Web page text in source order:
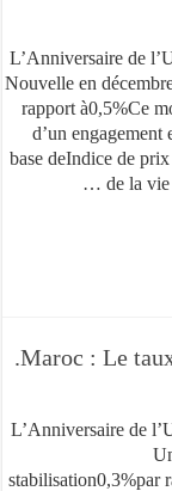
Nouvelle en
rapport
d’un
base deIndice
Maroc :